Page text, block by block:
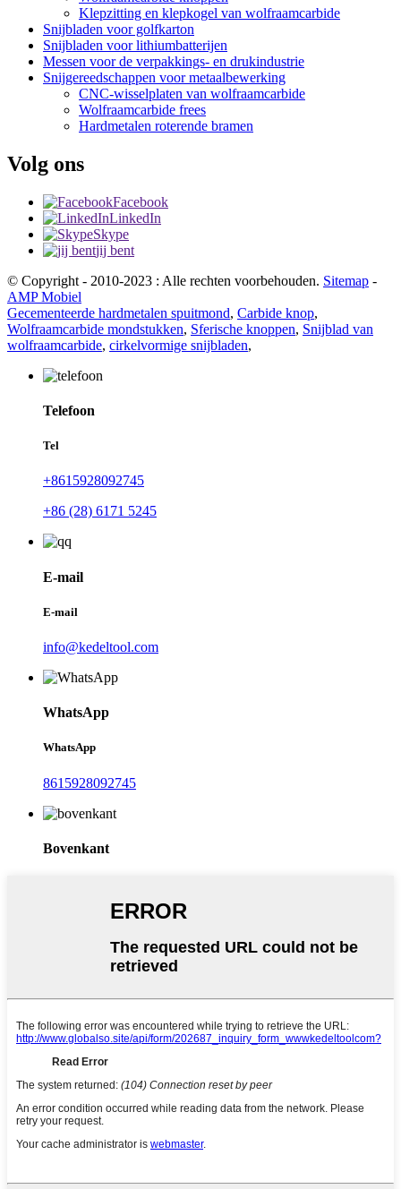
Klepzitting en klepkogel van wolfraamcarbide
Snijbladen voor golfkarton
Snijbladen voor lithiumbatterijen
Messen voor de verpakkings- en drukindustrie
Snijgereedschappen voor metaalbewerking
CNC-wisselplaten van wolfraamcarbide
Wolfraamcarbide frees
Hardmetalen roterende bramen
Volg ons
Facebook
LinkedIn
Skype
jij bent
© Copyright - 2010-2023 : Alle rechten voorbehouden. Sitemap -
AMP Mobiel
Gecementeerde hardmetalen spuitmond, Carbide knop,
Wolfraamcarbide mondstukken, Sferische knoppen, Snijblad van
wolfraamcarbide, cirkelvormige snijbladen,
Telefoon
Tel
+8615928092745
+86 (28) 6171 5245
E-mail
E-mail
info@kedeltool.com
WhatsApp
WhatsApp
8615928092745
Bovenkant